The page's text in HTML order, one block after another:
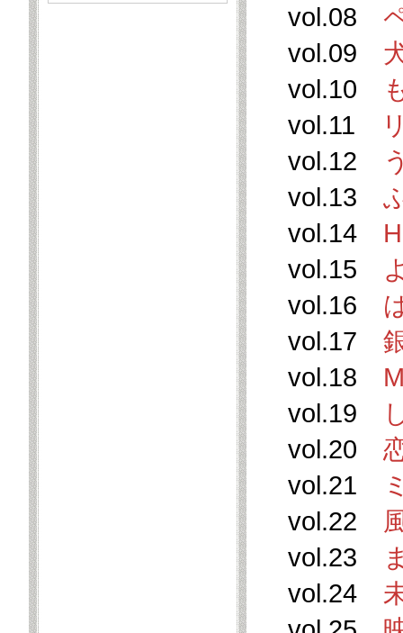
vol.08
vol.09
vol.10
vol.11
vol.12
vol.13
vol.14
vol.15
vol.16
vol.17
vol.18
vol.19
vol.20
vol.21
vol.22
vol.23
vol.24